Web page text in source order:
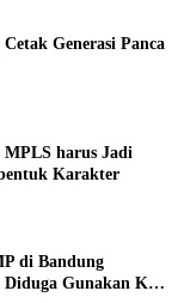
Generasi Panca
MPLS harus Jadi
Karakter
di Bandung
Gunakan KK